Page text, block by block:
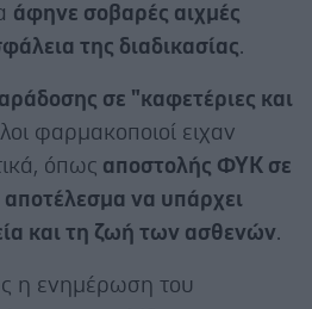
άφηνε σοβαρές αιχμές
της διαδικασίας.
σε "καφετέριες και
φαρμακοποιοί ειχαν
όπως αποστολής ΦΥΚ σε
να υπάρχει
και τη ζωή των ασθενών.
η ενημέρωση του